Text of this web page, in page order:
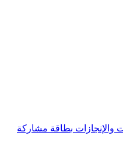
والإنجازات بطاقة مشاركة